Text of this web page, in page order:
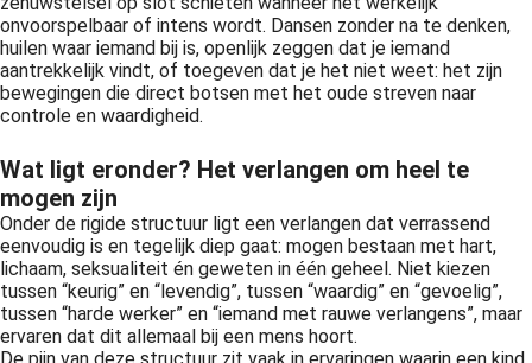
onvoorspelbaar of intens wordt. Dansen zonder na te denken,
huilen waar iemand bij is, openlijk zeggen dat je iemand
aantrekkelijk vindt, of toegeven dat je het niet weet: het zijn
bewegingen die direct botsen met het oude streven naar
controle en waardigheid.
Wat ligt eronder? Het verlangen om heel te
mogen zijn
Onder de rigide structuur ligt een verlangen dat verrassend
eenvoudig is en tegelijk diep gaat: mogen bestaan met hart,
lichaam, seksualiteit én geweten in één geheel. Niet kiezen
tussen “keurig” en “levendig”, tussen “waardig” en “gevoelig”,
tussen “harde werker” en “iemand met rauwe verlangens”, maar
ervaren dat dit allemaal bij een mens hoort.